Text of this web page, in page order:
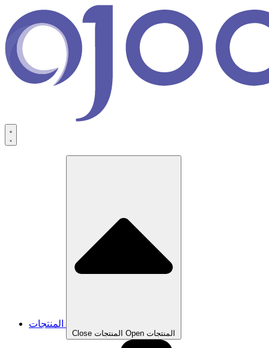
Close المنتجات Open المنتجات